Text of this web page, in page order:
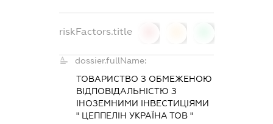
riskFactors.title
dossier.fullName:
ТОВАРИСТВО З ОБМЕЖЕНОЮ
ВІДПОВІДАЛЬНІСТЮ З
ІНОЗЕМНИМИ ІНВЕСТИЦІЯМИ
" ЦЕППЕЛІН УКРАЇНА ТОВ "